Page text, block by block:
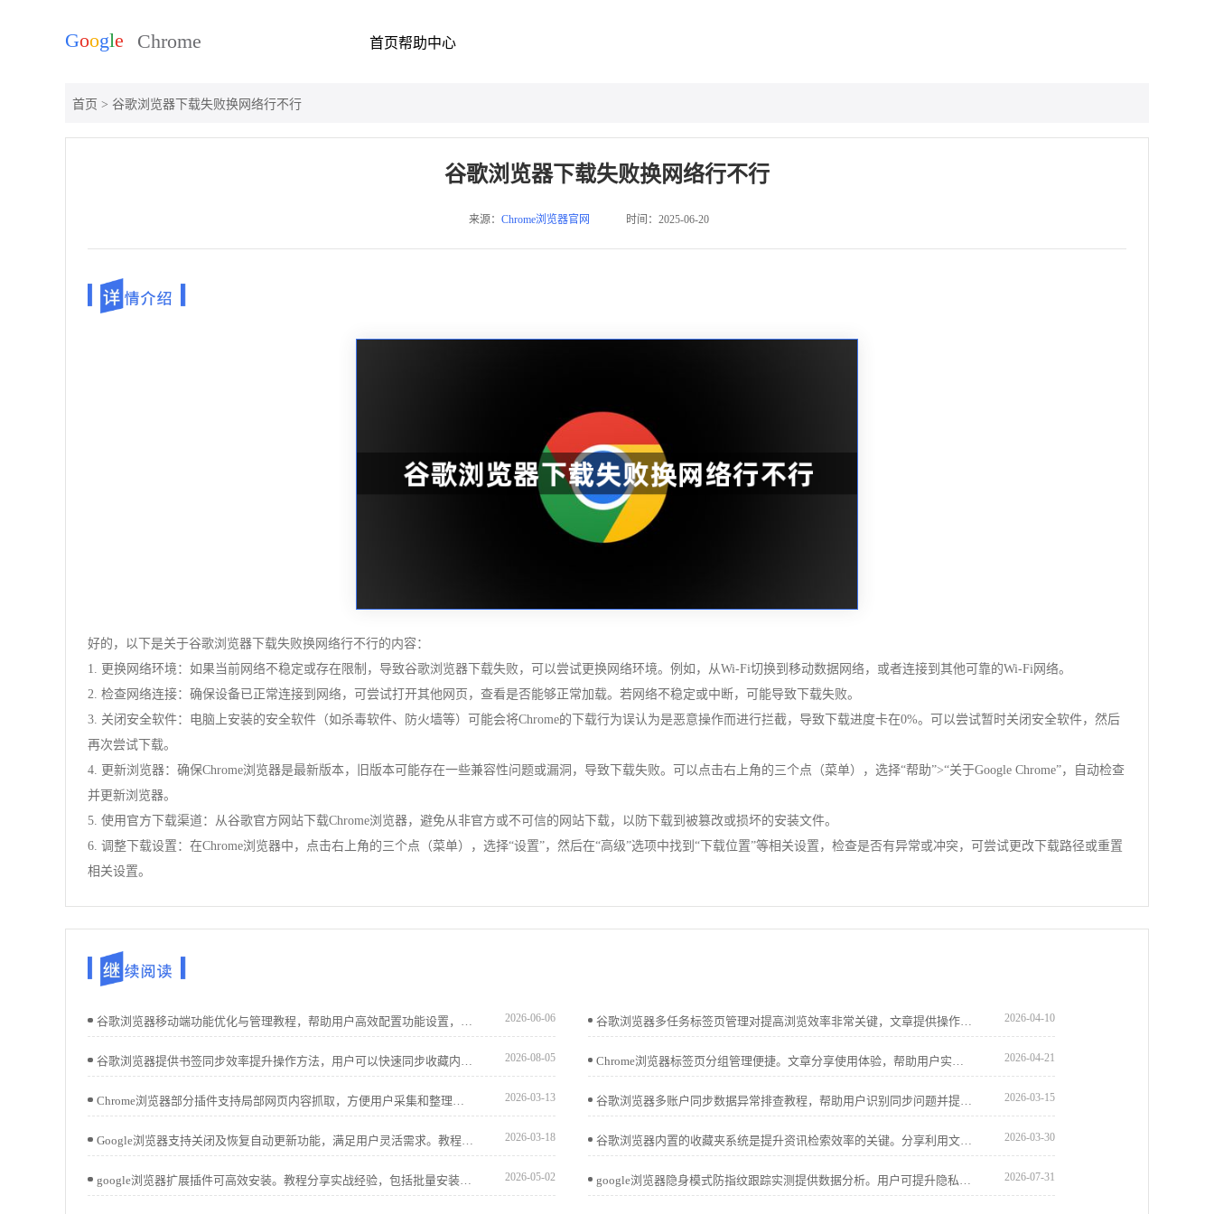
首页帮助中心
首页 > 谷歌浏览器下载失败换网络行不行
谷歌浏览器下载失败换网络行不行
来源： Chrome浏览器官网 时间：2025-06-20
好的，以下是关于谷歌浏览器下载失败换网络行不行的内容：
1. 更换网络环境：如果当前网络不稳定或存在限制，导致谷歌浏览器下载失败，可以尝试更换网络环境。例如，从Wi-Fi切换到移动数据网络，或者连接到其他可靠的Wi-Fi网络。
2. 检查网络连接：确保设备已正常连接到网络，可尝试打开其他网页，查看是否能够正常加载。若网络不稳定或中断，可能导致下载失败。
3. 关闭安全软件：电脑上安装的安全软件（如杀毒软件、防火墙等）可能会将Chrome的下载行为误认为是恶意操作而进行拦截，导致下载进度卡在0%。可以尝试暂时关闭安全软件，然后
再次尝试下载。
4. 更新浏览器：确保Chrome浏览器是最新版本，旧版本可能存在一些兼容性问题或漏洞，导致下载失败。可以点击右上角的三个点（菜单），选择“帮助”>“关于Google Chrome”，自动检查
并更新浏览器。
5. 使用官方下载渠道：从谷歌官方网站下载Chrome浏览器，避免从非官方或不可信的网站下载，以防下载到被篡改或损坏的安装文件。
6. 调整下载设置：在Chrome浏览器中，点击右上角的三个点（菜单），选择“设置”，然后在“高级”选项中找到“下载位置”等相关设置，检查是否有异常或冲突，可尝试更改下载路径或重置
相关设置。
谷歌浏览器移动端功能优化与管理教程，帮助用户高效配置功能设置，提升移动端浏览性能和操作体验，实现流畅便捷的使用效果。 2026-06-06 谷歌浏览器多任务标签页管理对提高浏览效率非常关键，文章提供操作方法、技巧分享及实用案例，帮助用户轻松整理、切换及恢复标签页，提升日常使用体验。 2026-04-10
谷歌浏览器提供书签同步效率提升操作方法，用户可以快速同步收藏内容，实现多设备高效管理，提高收藏查找速度和使用便利性。 2026-08-05 Chrome浏览器标签页分组管理便捷。文章分享使用体验，帮助用户实现多任务高效浏览和标签整理，提高操作效率。 2026-04-21
Chrome浏览器部分插件支持局部网页内容抓取，方便用户采集和整理所需信息，提高浏览和数据处理效率。 2026-03-13 谷歌浏览器多账户同步数据异常排查教程，帮助用户识别同步问题并提供优化解决方案，确保跨设备数据完整与高效同步。 2026-03-15
Google浏览器支持关闭及恢复自动更新功能，满足用户灵活需求。教程详细介绍设置流程及注意事项。 2026-03-18 谷歌浏览器内置的收藏夹系统是提升资讯检索效率的关键。分享利用文件夹逻辑归纳、批量重命名及利用侧边栏清单秒级跳转的进阶心得，教您如何将碎片化的网址转化为结构严密的知识图谱，确保核心资料回溯毫秒级触达，彻底告别网址搜索时的混乱焦虑。 2026-03-30
google浏览器扩展插件可高效安装。教程分享实战经验，包括批量安装、权限设置和配置技巧，帮助用户快速管理插件，提高浏览器使用效率。 2026-05-02 google浏览器隐身模式防指纹跟踪实测提供数据分析。用户可提升隐私保护效果，有效防止追踪，实现安全上网体验。 2026-07-31